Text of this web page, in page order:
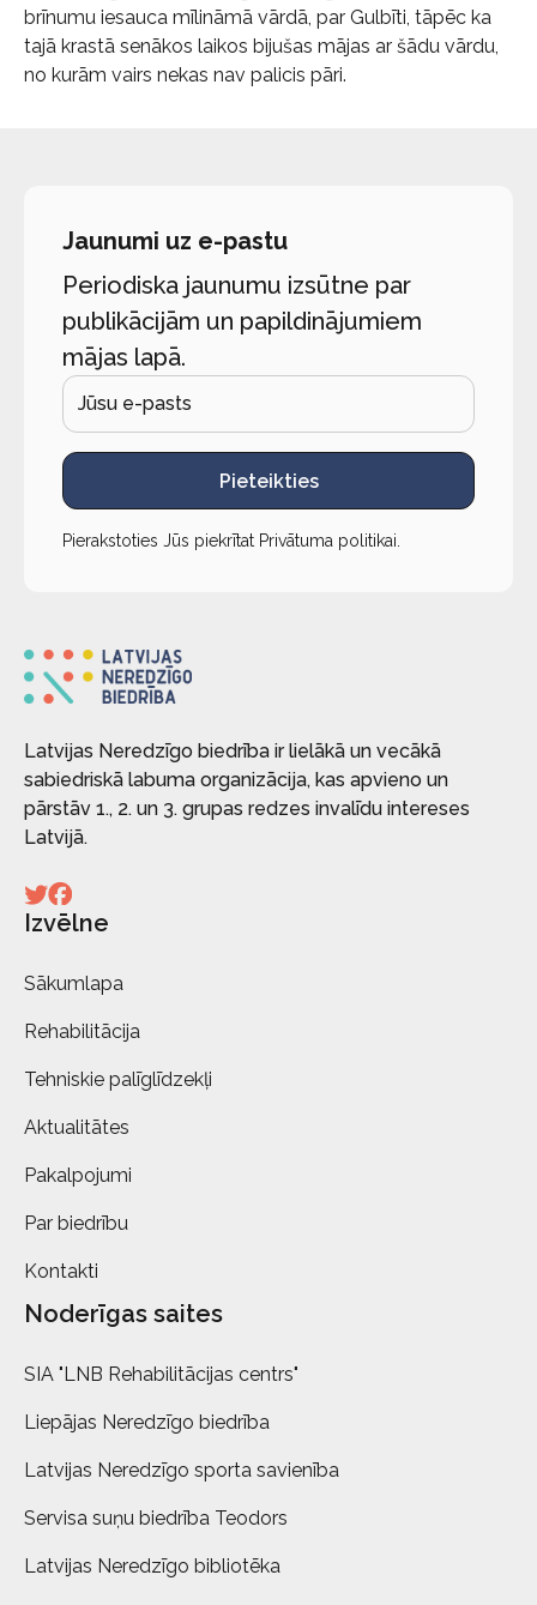
brīnumu iesauca mīlināmā vārdā, par Gulbīti, tāpēc ka
tajā krastā senākos laikos bijušas mājas ar šādu vārdu,
no kurām vairs nekas nav palicis pāri.
Jaunumi uz e-pastu
Periodiska jaunumu izsūtne par
publikācijām un papildinājumiem
mājas lapā.
Pieteikties
Pierakstoties Jūs piekrītat Privātuma politikai
Latvijas Neredzīgo biedrība ir lielākā un vecākā
sabiedriskā labuma organizācija, kas apvieno un
pārstāv 1., 2. un 3. grupas redzes invalīdu intereses
Latvijā.
Izvēlne
Sākumlapa
Rehabilitācija
Tehniskie palīglīdzekļi
Aktualitātes
Pakalpojumi
Par biedrību
Kontakti
Noderīgas saites
SIA "LNB Rehabilitācijas centrs"
Liepājas Neredzīgo biedrība
Latvijas Neredzīgo sporta savienība
Servisa suņu biedrība Teodors
Latvijas Neredzīgo bibliotēka